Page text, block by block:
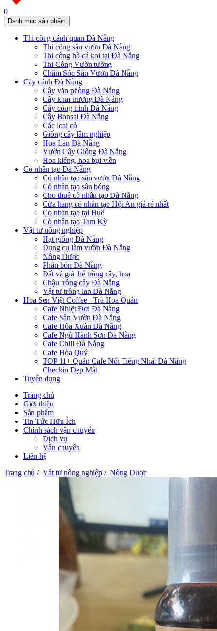
0
Danh mục sản phẩm
Thi công cảnh quan Đà Nẵng
Thi công sân vườn Đà Nẵng
Thi công hồ cá koi tại Đà Nẵng
Thi Công Vườn tường
Chăm Sóc Sân Vườn Đà Nẵng
Cây cảnh Đà Nẵng
Cây văn phòng Đà Nẵng
Cây khai trương Đà Nẵng
Cây công trình Đà Nẵng
Cây Bonsai Đà Nẵng
Các loại cỏ
Giống cây lâm nghiệp
Hoa Lan Đà Nẵng
Vườn Cây Giống Đà Nẵng
Hoa kiểng, hoa bụi viền
Cỏ nhân tạo Đà Nẵng
Cỏ nhân tạo sân vườn Đà Nẵng
Cỏ nhân tạo sân bóng
Cho thuê cỏ nhân tạo Đà Nẵng
Cửa hàng cỏ nhân tạo Hội An giá rẻ nhất
Cỏ nhân tạo tại Huế
Cỏ nhân tạo Tam Kỳ
Vật tư nông nghiệp
Hạt giống Đà Nẵng
Dụng cụ làm vườn Đà Nẵng
Nông Dược
Phân bón Đà Nẵng
Đất và giá thể trồng cây, hoa
Chậu trồng cây Đà Nẵng
Vật tư trồng lan Đà Nẵng
Hoa Sen Việt Coffee - Trà Hoa Quán
Cafe Nhiệt Đới Đà Nẵng
Cafe Sân Vườn Đà Nẵng
Cafe Hòa Xuân Đà Nẵng
Cafe Ngũ Hành Sơn Đà Nẵng
Cafe Chill Đà Nẵng
Cafe Hòa Quý
TOP 11+ Quán Cafe Nổi Tiếng Nhất Đà Năng
Checkin Đẹp Mắt
Tuyển dụng
Trang chủ
Giới thiệu
Sản phẩm
Tin Tức Hữu Ích
Chính sách vận chuyển
Dịch vụ
Vận chuyển
Liên hệ
Trang chủ / Vật tư nông nghiệp / Nông Dược